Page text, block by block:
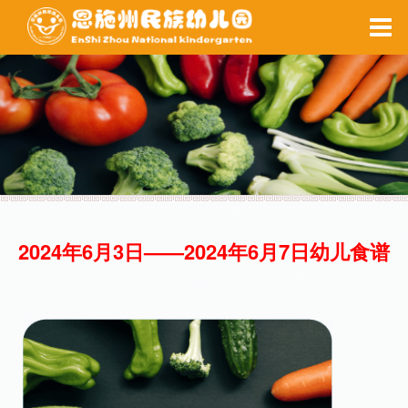
家园互动
备课系统
每周食谱
健康之窗
当前位置 ：网站首页 > 后勤保障 > 每周食谱
每周食谱
2024年6月3日——2024年6月7日幼儿食谱